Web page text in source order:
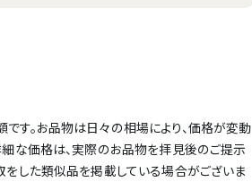
す。お品物は日々の相場により、価格が変動
細な価格は、実際のお品物を拝見後のご提示
をした類似品を掲載している場合がございま